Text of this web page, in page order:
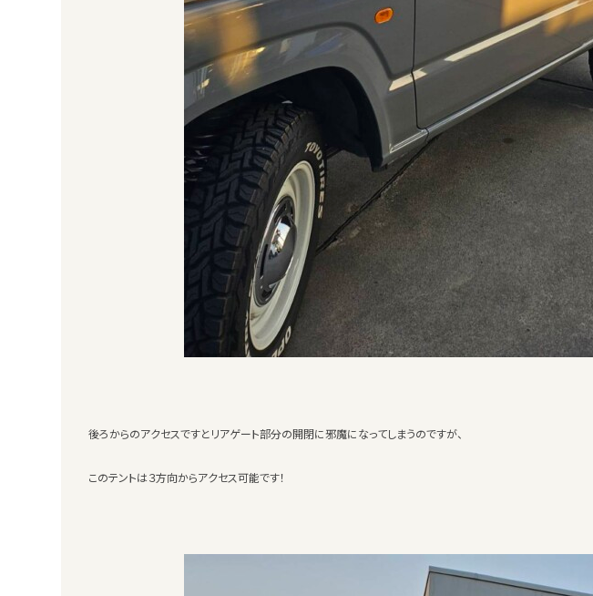
後ろからのアクセスですとリアゲート部分の開閉に邪魔になってしまうのですが、
このテントは３方向からアクセス可能です！